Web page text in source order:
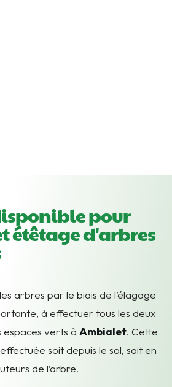
pour
étêtage d'arbres
arbres par le biais de l’élagage
à effectuer tous les deux
espaces verts à Ambialet. Cette
soit depuis le sol, soit en
de l’arbre.